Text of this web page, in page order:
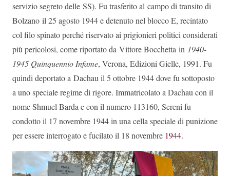
servizio segreto delle SS). Fu trasferito al campo di transito di
Bolzano il 25 agosto 1944 e detenuto nel blocco E, recintato
col filo spinato perché riservato ai prigionieri politici considerati
più pericolosi, come riportato da Vittore Bocchetta in 1940-
1945 Quinquennio Infame, Verona, Edizioni Gielle, 1991. Fu
quindi deportato a Dachauil 5 ottobre 1944 dove fu sottoposto
a uno speciale regime di rigore. Immatricolato a Dachau con il
nome Shmuel Barda e con il numero 113160, Sereni fu
condotto il 17 novembre 1944 in una cella speciale di punizione
per essere interrogato e fucilato il 18 novembre 1944.